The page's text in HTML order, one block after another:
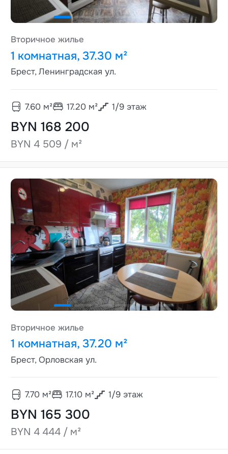
Вторичное жилье
1 комнатная, 37.30 м²
Брест, Ленинградская ул.
7.60м² 17.20м² 1/9этаж
BYN 168 200
BYN 4 509 / м²
Вторичное жилье
1 комнатная, 37.20 м²
Брест, Орловская ул.
7.70м² 17.10м² 1/9этаж
BYN 165 300
BYN 4 444 / м²